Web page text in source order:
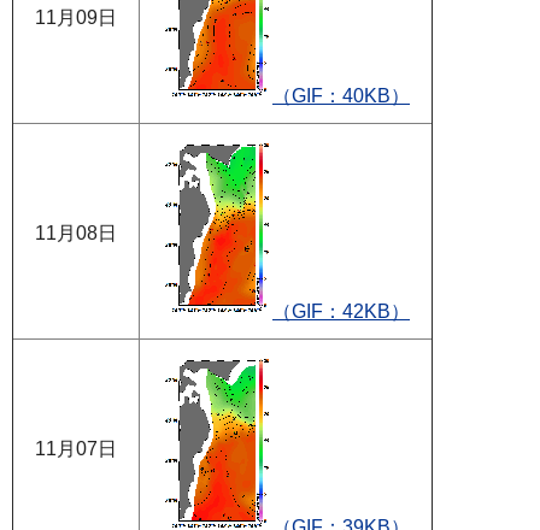
11月09日
（GIF：40KB）
11月08日
（GIF：42KB）
11月07日